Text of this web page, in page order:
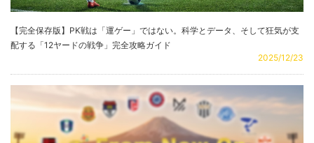
【完全保存版】PK戦は「運ゲー」ではない。科学とデータ、そして狂気が支
配する「12ヤードの戦争」完全攻略ガイド
2025/12/23